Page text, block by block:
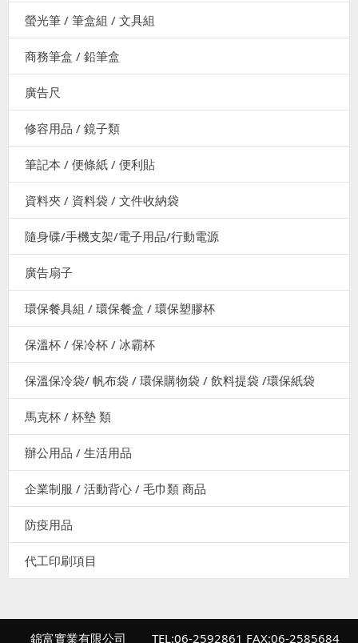
螢光筆 / 筆盒組 / 文具組
商務筆盒 / 鉛筆盒
廣告尺
修容用品 / 鏡子類
筆記本 / 便條紙 / 便利貼
資料夾 / 資料袋 / 文件收納袋
隨身碟/手機支架/電子用品/行動電源
廣告扇子
環保餐具組 / 環保餐盒 / 環保塑膠杯
保溫杯 / 保冷杯 / 冰霸杯
保溫保冷袋/ 帆布袋 / 環保購物袋 / 飲料提袋 /環保紙袋
馬克杯 / 杯墊 類
辦公用品 / 生活用品
企業制服 / 活動背心 / 毛巾類 商品
防疫用品
代工印刷項目
錦富實業有限公司 TEL:06-2592861 FAX:06-2585684